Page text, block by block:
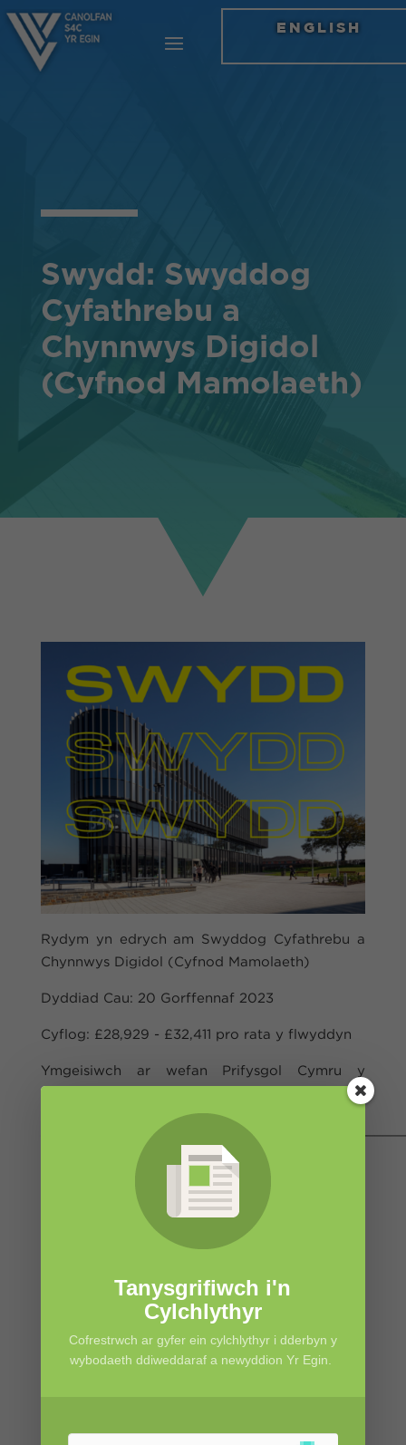
ENGLISH
Swydd: Swyddog
Cyfathrebu a
Chynnwys Digidol
(Cyfnod Mamolaeth)
Rydym yn edrych am Swyddog Cyfathrebu a
Chynnwys Digidol (Cyfnod Mamolaeth)
Dyddiad Cau: 20 Gorffennaf 2023
Cyflog: £28,929 - £32,411 pro rata y flwyddyn
Ymgeisiwch ar wefan Prifysgol Cymru y
Drindod Dewi Sant
Bydd deilydd y swydd yn gyfrifol am
ddarganfod ffyrdd amrywiol a dychmygus o
gyfathrebu a hyrwyddo cynnig eang y
Ganolfan, sy’n cynnwys :
• y gymuned greadigol â digwyddiadau
rhyngweithio i’r sector sgrîn
• cyrsiau hyfforddiant a chyfleon addysgiadol
• adnoddau'r ganolfan sy’n cynnwys gofodau
cynhyrchu a chydweithio
Tanysgrifiwch i'n
Cylchlythyr
Cofrestrwch ar gyfer ein cylchlythyr i dderbyn y
wybodaeth ddiweddaraf a newyddion Yr Egin.